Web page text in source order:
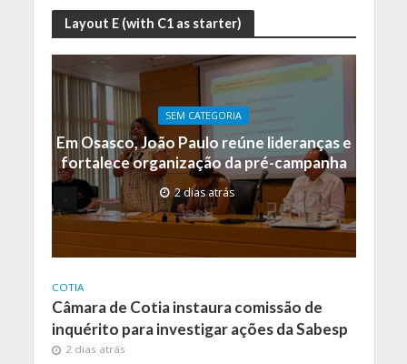
Layout E (with C1 as starter)
SEM CATEGORIA
Em Osasco, João Paulo reúne lideranças e
fortalece organização da pré-campanha
2 dias atrás
COTIA
Câmara de Cotia instaura comissão de
inquérito para investigar ações da Sabesp
2 dias atrás